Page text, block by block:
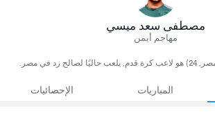
مصطفى سعد ميسي
مهاجم أيمن
زد في مصر.
المباريات الإحصائيات